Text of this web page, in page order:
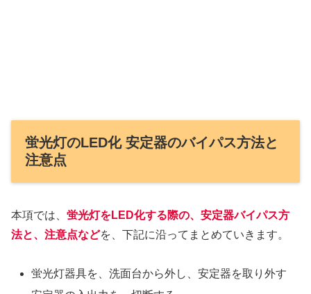
蛍光灯のLED化 安定器のバイパス方法と
注意点
本項では、 蛍光灯をLED化する際の、安定器バイパス方
法と、注意点などを、下記に沿ってまとめていきます。
蛍光灯器具を、洗面台から外し、安定器を取り外す